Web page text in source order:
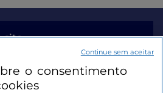
site
o consentimento
Continue sem aceitar